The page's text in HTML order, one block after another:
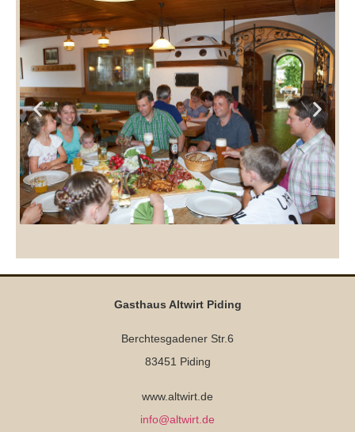
Gasthaus Altwirt Piding
Berchtesgadener Str.6
83451 Piding
www.altwirt.de
info@altwirt.de